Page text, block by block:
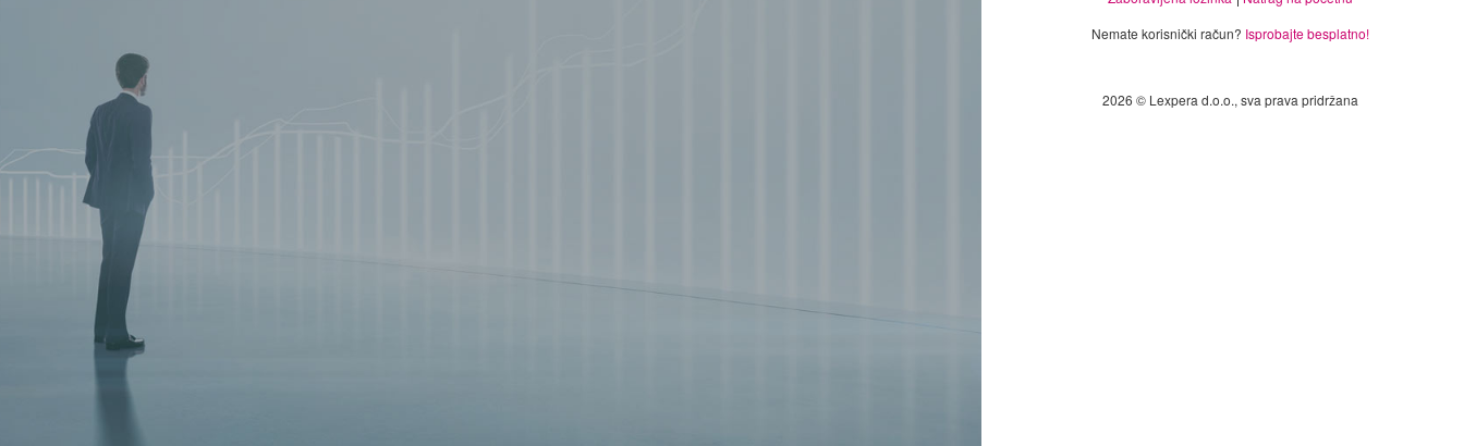
Nemate korisnički račun? Isprobajte besplatno!
2026 © Lexpera d.o.o., sva prava pridržana